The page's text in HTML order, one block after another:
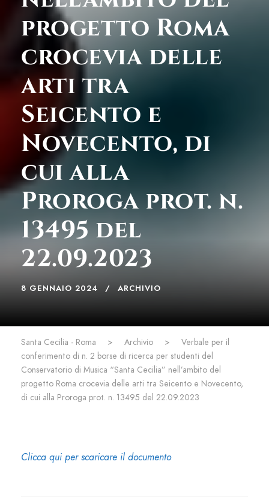
progetto Roma
crocevia delle
arti tra
Seicento e
Novecento, di
cui alla
Proroga prot. n.
13495 del
22.09.2023
8 GENNAIO 2024 ARCHIVIO
Santa Cecilia - Roma > Archivio >
Verbale per il
conferimento di n. 2 borse di ricerca per studenti del
Conservatorio di Musica “Santa Cecilia” nell’ambito del
progetto Roma crocevia delle arti tra Seicento e Novecento,
di cui alla Proroga prot. n. 13495 del 22.09.2023
Clicca qui per scaricare il documento